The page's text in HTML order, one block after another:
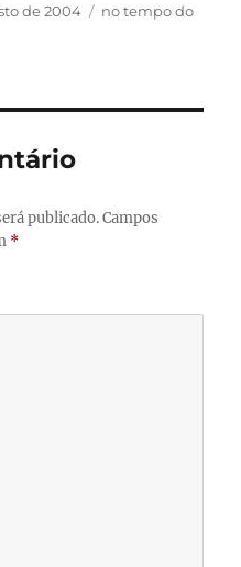
de 2004 Categorias
no tempo do
publicado. Campos
*